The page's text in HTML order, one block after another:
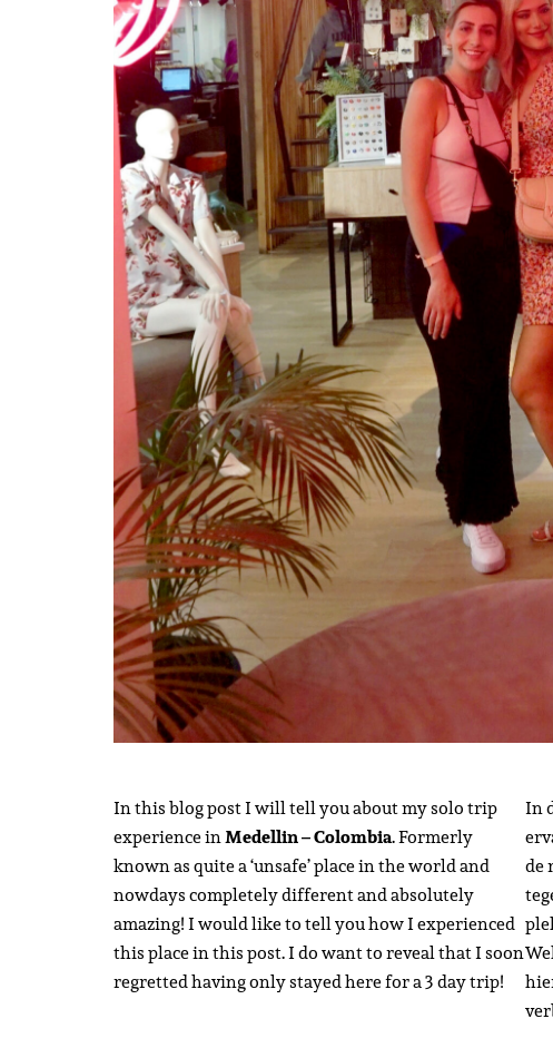
In this blog post I will tell you about my solo trip
experience inMedellin – Colombia. Formerly
known as quite a ‘unsafe’ place in the world and
nowdays completely different and absolutely
amazing! I would like to tell you how I experienced
this place in this post. I do want to reveal that I soon
regretted having only stayed here for a 3 day trip!
In
de